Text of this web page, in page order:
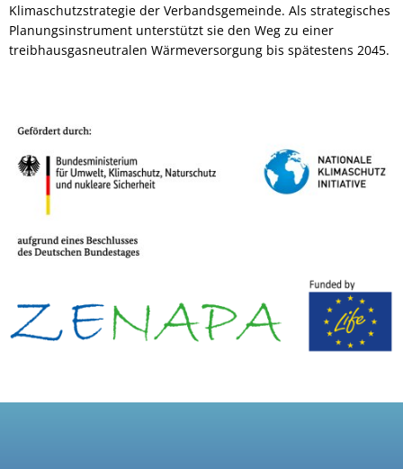
Klimaschutzstrategie der Verbandsgemeinde. Als strategisches
Planungsinstrument unterstützt sie den Weg zu einer
treibhausgasneutralen Wärmeversorgung bis spätestens 2045.